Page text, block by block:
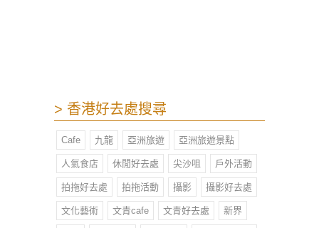
> 香港好去處搜尋
Cafe 九龍 亞洲旅遊 亞洲旅遊景點
人氣食店 休閒好去處 尖沙咀 戶外活動
拍拖好去處 拍拖活動 攝影 攝影好去處
文化藝術 文青cafe 文青好去處 新界